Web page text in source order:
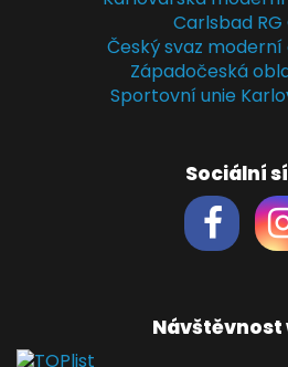
Carlsbad RG
Český svaz
Západočeská
Sportovní unie
Sociální
Návštěvnost